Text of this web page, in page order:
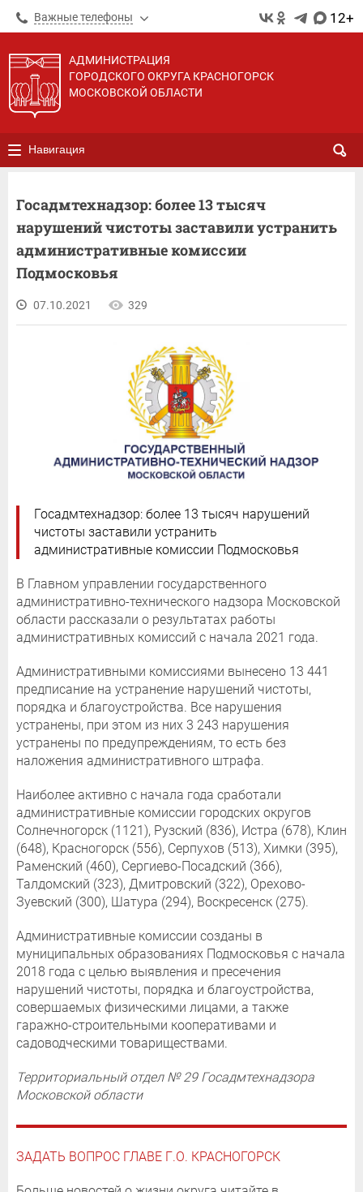
Важные телефоны 12+
АДМИНИСТРАЦИЯ
ГОРОДСКОГО ОКРУГА КРАСНОГОРСК
МОСКОВСКОЙ ОБЛАСТИ
Навигация
Госадмтехнадзор: более 13 тысяч
нарушений чистоты заставили устранить
административные комиссии
Подмосковья
07.10.2021 329
Госадмтехнадзор: более 13 тысяч нарушений
чистоты заставили устранить
административные комиссии Подмосковья
В Главном управлении государственного
административно-технического надзора Московской
области рассказали о результатах работы
административных комиссий с начала 2021 года.
Административными комиссиями вынесено 13 441
предписание на устранение нарушений чистоты,
порядка и благоустройства. Все нарушения
устранены, при этом из них 3 243 нарушения
устранены по предупреждениям, то есть без
наложения административного штрафа.
Наиболее активно с начала года сработали
административные комиссии городских округов
Солнечногорск (1121), Рузский (836), Истра (678), Клин
(648), Красногорск (556), Серпухов (513), Химки (395),
Раменский (460), Сергиево-Посадский (366),
Талдомский (323), Дмитровский (322), Орехово-
Зуевский (300), Шатура (294), Воскресенск (275).
Административные комиссии созданы в
муниципальных образованиях Подмосковья с начала
2018 года с целью выявления и пресечения
нарушений чистоты, порядка и благоустройства,
совершаемых физическими лицами, а также
гаражно-строительными кооперативами и
садоводческими товариществами.
Территориальный отдел № 29 Госадмтехнадзора
Московской области
ЗАДАТЬ ВОПРОС ГЛАВЕ Г.О. КРАСНОГОРСК